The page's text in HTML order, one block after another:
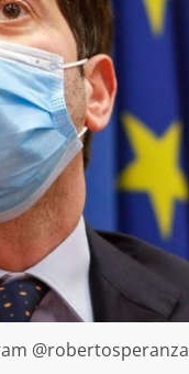
@robertosperanza